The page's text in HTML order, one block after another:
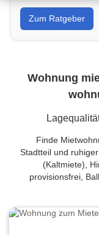
Von Wandfarbe
und
Projekt.
Zum Ratgeber
Wohnung
Finde
Stadtteil und
(Kaltmiete),
provisionsfrei,